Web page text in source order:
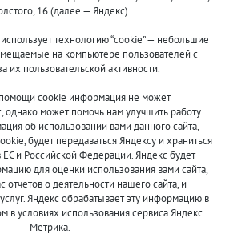
2024 "Волжские приманки"
8 (800)
7844
О компании
Новости
Контакты
16 (далее — Яндекс).
технологию “cookie” — небольшие
на компьютере пользователей с
их пользовательской активности.
cookie информация не может
однако может помочь нам улучшить работу
об использовании вами данного сайта,
будет передаваться Яндексу и храниться
ЕС и Российской Федерации. Яндекс будет
для оценки использования вами сайта,
отчетов о деятельности нашего сайта, и
Яндекс обрабатывает эту информацию в
в условиях использования сервиса Яндекс
Метрика.